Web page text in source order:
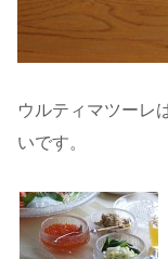
ウルティマツーレ
いです。